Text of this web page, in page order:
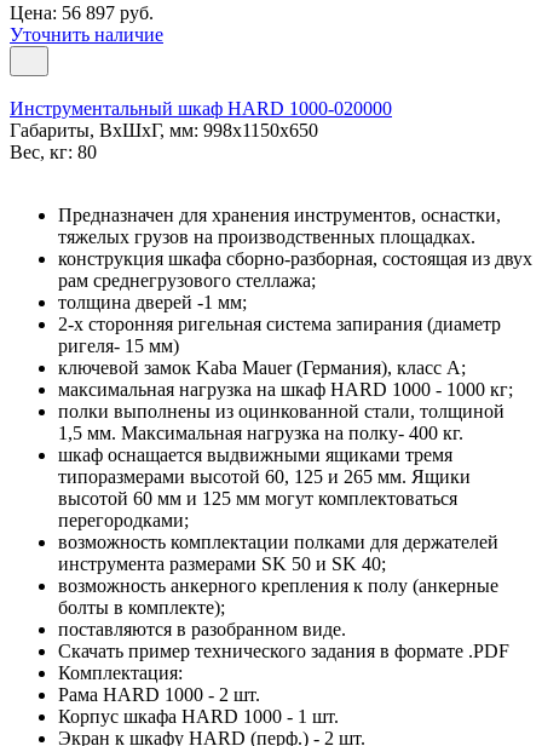
Цена: 56 897 руб.
Уточнить наличие
Инструментальный шкаф HARD 1000-020000
Габариты, ВxШxГ, мм: 998x1150x650
Вес, кг: 80
Предназначен для хранения инструментов, оснастки,
тяжелых грузов на производственных площадках.
конструкция шкафа сборно-разборная, состоящая из двух
рам среднегрузового стеллажа;
толщина дверей -1 мм;
2-х сторонняя ригельная система запирания (диаметр
ригеля- 15 мм)
ключевой замок Kaba Mauer (Германия), класс A;
максимальная нагрузка на шкаф HARD 1000 - 1000 кг;
полки выполнены из оцинкованной стали, толщиной
1,5 мм. Максимальная нагрузка на полку- 400 кг.
шкаф оснащается выдвижными ящиками тремя
типоразмерами высотой 60, 125 и 265 мм. Ящики
высотой 60 мм и 125 мм могут комплектоваться
перегородками;
возможность комплектации полками для держателей
инструмента размерами SK 50 и SK 40;
возможность анкерного крепления к полу (анкерные
болты в комплекте);
поставляются в разобранном виде.
Скачать пример технического задания в формате .PDF
Комплектация:
Рама HARD 1000 - 2 шт.
Корпус шкафа HARD 1000 - 1 шт.
Экран к шкафу HARD (перф.) - 2 шт.